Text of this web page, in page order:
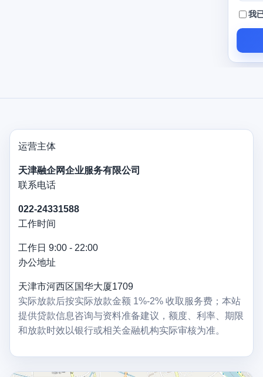
我
运营主体
天津融企网企业服务有限公司
联系电话
022-24331588
工作时间
工作日 9:00 - 22:00
办公地址
天津市河西区国华大厦1709
实际放款后按实际放款金额 1%-2% 收取服务费；本站
提供贷款信息咨询与资料准备建议，额度、利率、期限
和放款时效以银行或相关金融机构实际审核为准。